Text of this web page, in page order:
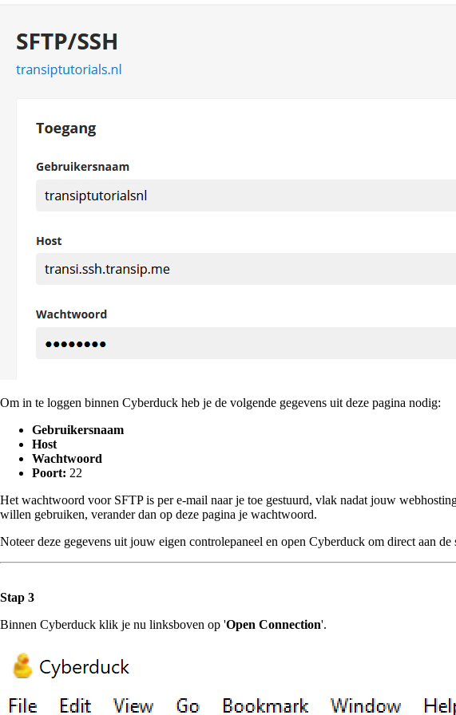
Om in te loggen binnen Cyberduck heb je de volgende gegevens uit deze pagina nodig:
Gebruikersnaam
Host
Wachtwoord
Poort: 22
Het wachtwoord voor SFTP is per e-mail naar je toe gestuurd, vlak nadat jouw
willen gebruiken, verander dan op deze pagina je wachtwoord.
Noteer deze gegevens uit jouw eigen controlepaneel en open Cyberduck om direct aan de
Stap 3
Binnen Cyberduck klik je nu linksboven op 'Open Connection'.